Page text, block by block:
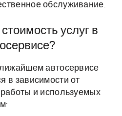
обслуживание.
услуг в
автосервисе
в зависимости от
и используемых